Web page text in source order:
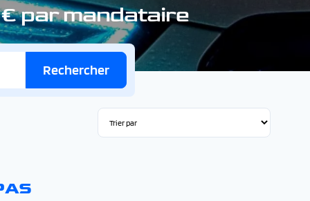
par mandataire
Rechercher